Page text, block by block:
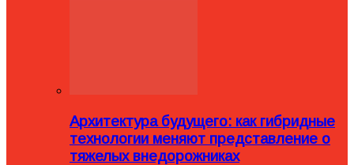
Архитектура будущего: как гибридные
технологии меняют представление о
тяжелых внедорожниках